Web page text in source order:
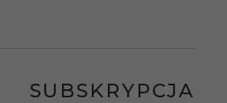
SUBSKRYPCJA